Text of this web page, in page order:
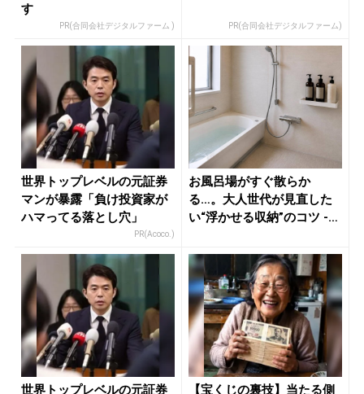
す
PR(合同会社デジタルファーム ) PR(合同会社デジタルファーム)
世界トップレベルの元証券
マンが暴露「負け投資家が
ハマってる落とし穴」
PR(Acoco.)
お風呂場がすぐ散らか
る…。大人世代が見直した
い“浮かせる収納”のコツ -
世界トップレベルの元証券
【宝くじの裏技】当たる側